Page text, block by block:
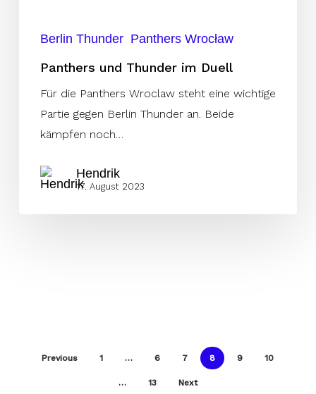
Berlin Thunder Panthers Wrocław
Panthers und Thunder im Duell
Für die Panthers Wroclaw steht eine wichtige
Partie gegen Berlin Thunder an. Beide
kämpfen noch…
Hendrik
17. August 2023
Previous 1 … 6 7 8 9 10
… 13 Next